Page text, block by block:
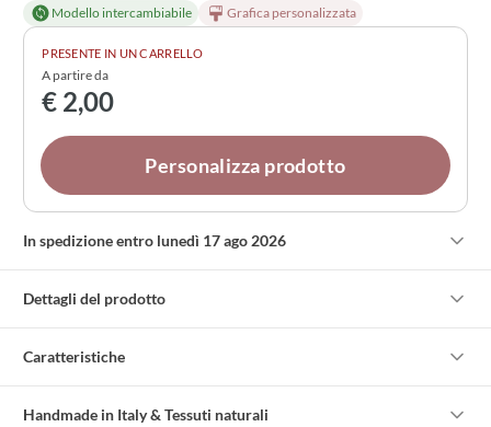
fiocchetto dorato. Personalizzabile nella scelta del
cartoncino, del contenuto di confetti e perfetta come
bomboniera da regalare agli invitati o da preparare tu
stesso con il kit fai da te.
Modello intercambiabile Grafica personalizzata
PRESENTE IN UN CARRELLO
A partire da
€ 2,00
Personalizza prodotto
In spedizione entro lunedì 17 ago 2026
Dettagli del prodotto
Caratteristiche
Handmade in Italy & Tessuti naturali